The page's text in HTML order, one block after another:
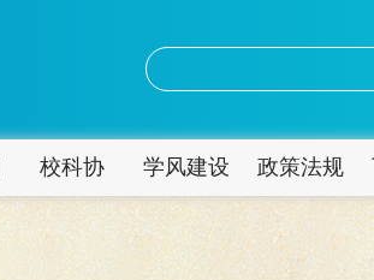
校科协 学风建设 政策法规